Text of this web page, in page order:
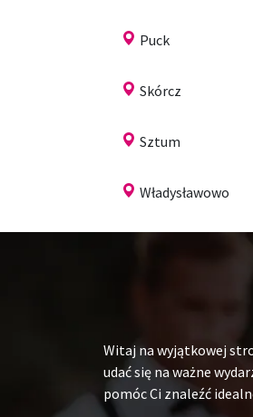
Puck
Skórcz
Sztum
Władysławowo
Witaj na wyjątkowej
udać się na ważne
pomóc Ci znaleźć